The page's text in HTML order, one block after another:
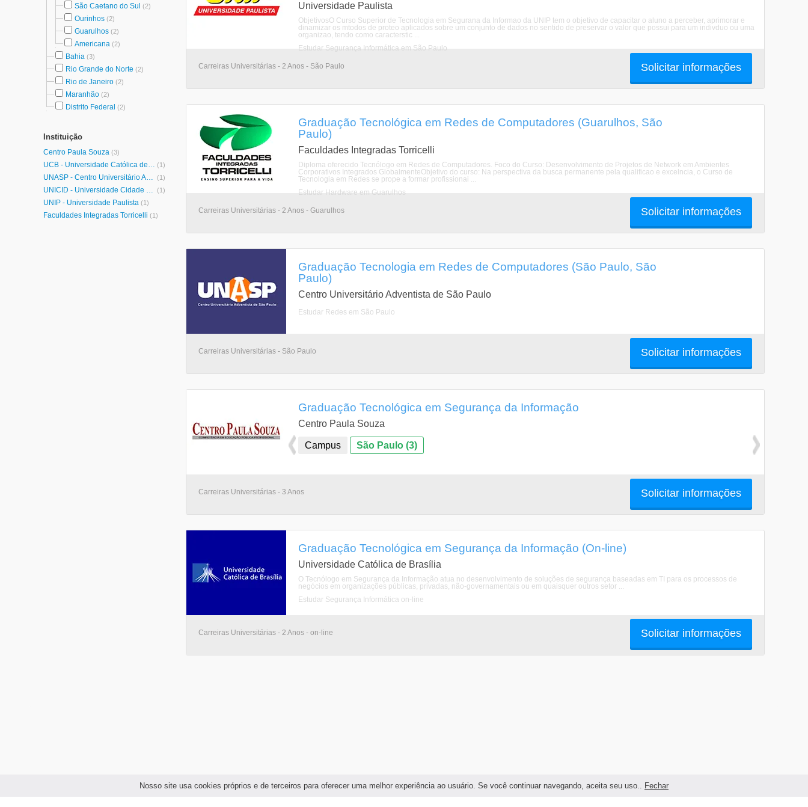
Nosso site usa cookies próprios e de terceiros para oferecer uma melhor experiência ao usuário. Se você continuar navegando, aceita seu uso.. Fechar
São Caetano do Sul (2)
Ourinhos (2)
Guarulhos (2)
Americana (2)
Bahia (3)
Rio Grande do Norte (2)
Rio de Janeiro (2)
Maranhão (2)
Distrito Federal (2)
Instituição
Centro Paula Souza (3)
UCB - Universidade Católica de Brasília (1)
UNASP - Centro Universitário Adventista de São Paulo (1)
UNICID - Universidade Cidade de São Paulo (1)
UNIP - Universidade Paulista (1)
Faculdades Integradas Torricelli (1)
Universidade Paulista
ObjetivosO Curso Superior de Tecnologia em Segurana da Informao da UNIP tem o objetivo de capacitar o aluno a perceber, aprimorar e
dinamizar os mtodos de proteo aplicados sobre um conjunto de dados no sentido de preservar o valor que possui para um indivduo ou uma
organizao, tendo como caracterstic ...
Estudar Segurança Informática em São Paulo
Carreiras Universitárias - 2 Anos - São Paulo Solicitar informações
Graduação Tecnológica em Redes de Computadores (Guarulhos, São
Paulo)
Faculdades Integradas Torricelli
Diploma oferecido Tecnólogo em Redes de Computadores. Foco do Curso: Desenvolvimento de Projetos de Network em Ambientes
Corporativos Integrados GlobalmenteObjetivo do curso: Na perspectiva da busca permanente pela qualificao e excelncia, o Curso de
Tecnologia em Redes se prope a formar profissionai ...
Estudar Hardware em Guarulhos
Carreiras Universitárias - 2 Anos - Guarulhos Solicitar informações
Graduação Tecnologia em Redes de Computadores (São Paulo, São
Paulo)
Centro Universitário Adventista de São Paulo
Estudar Redes em São Paulo
Carreiras Universitárias - São Paulo Solicitar informações
Graduação Tecnológica em Segurança da Informação
Centro Paula Souza
Campus São Paulo (3)
Carreiras Universitárias - 3 Anos Solicitar informações
Graduação Tecnológica em Segurança da Informação (On-line)
Universidade Católica de Brasília
O Tecnólogo em Segurança da Informação atua no desenvolvimento de soluções de segurança baseadas em TI para os processos de
negócios em organizações públicas, privadas, não-governamentais ou em quaisquer outros setor ...
Estudar Segurança Informática on-line
Carreiras Universitárias - 2 Anos - on-line Solicitar informações